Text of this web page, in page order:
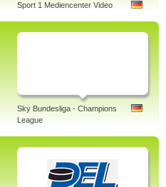
Sport 1 Mediencenter Video
Sky Bundesliga - Champions
League